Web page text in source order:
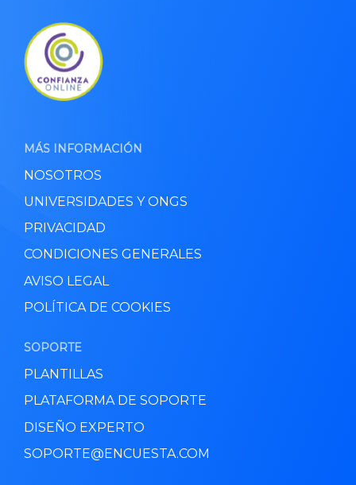
MÁS INFORMACIÓN
NOSOTROS
UNIVERSIDADES Y ONGS
PRIVACIDAD
CONDICIONES GENERALES
AVISO LEGAL
POLÍTICA DE COOKIES
SOPORTE
PLANTILLAS
PLATAFORMA DE SOPORTE
DISEÑO EXPERTO
SOPORTE@ENCUESTA.COM